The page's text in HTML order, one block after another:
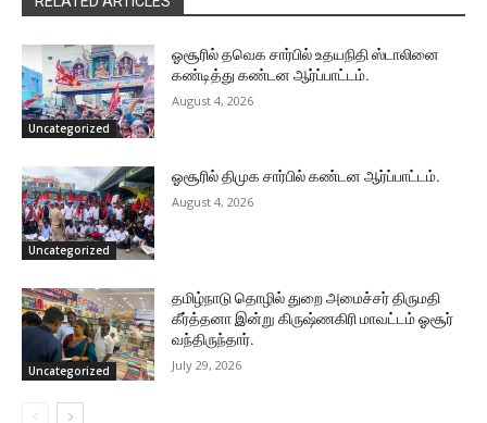
Uncategorized
ஓசூரில் தவெக சார்பில் உதயநிதி ஸ்டாலினை
கண்டித்து கண்டன ஆர்ப்பாட்டம்.
August 4, 2026
Uncategorized
ஓசூரில் திமுக சார்பில் கண்டன ஆர்ப்பாட்டம்.
August 4, 2026
Uncategorized
தமிழ்நாடு தொழில் துறை அமைச்சர் திருமதி
கீர்த்தனா இன்று கிருஷ்ணகிரி மாவட்டம் ஓசூர்
வந்திருந்தார்.
July 29, 2026